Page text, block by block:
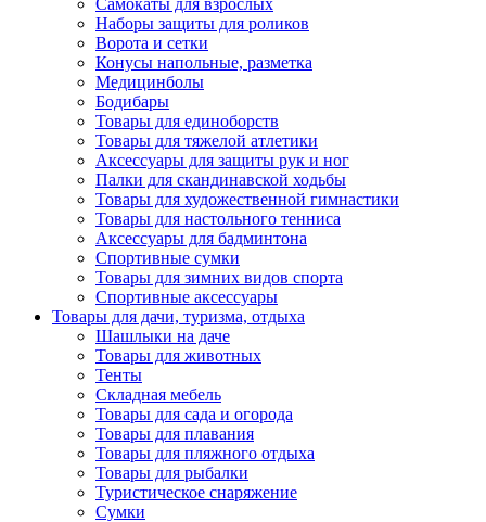
Самокаты для взрослых
Наборы защиты для роликов
Ворота и сетки
Конусы напольные, разметка
Медицинболы
Бодибары
Товары для единоборств
Товары для тяжелой атлетики
Аксессуары для защиты рук и ног
Палки для скандинавской ходьбы
Товары для художественной гимнастики
Товары для настольного тенниса
Аксессуары для бадминтона
Спортивные сумки
Товары для зимних видов спорта
Спортивные аксессуары
Товары для дачи, туризма, отдыха
Шашлыки на даче
Товары для животных
Тенты
Складная мебель
Товары для сада и огорода
Товары для плавания
Товары для пляжного отдыха
Товары для рыбалки
Туристическое снаряжение
Сумки